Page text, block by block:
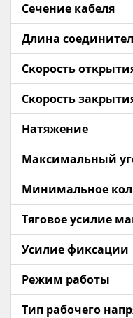
Сечение кабеля
Длина
Скорость
Скорость
Натяжение
Максимальный
Минимальное
Тяговое усилие
Усилие фиксации
Режим работы
Тип рабочего